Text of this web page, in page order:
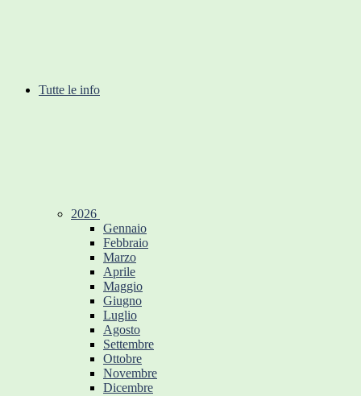
Tutte le info
2026
Gennaio
Febbraio
Marzo
Aprile
Maggio
Giugno
Luglio
Agosto
Settembre
Ottobre
Novembre
Dicembre